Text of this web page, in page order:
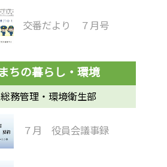
交番だより ７月号
総務管理・環境衛生部
７月 役員会議事録